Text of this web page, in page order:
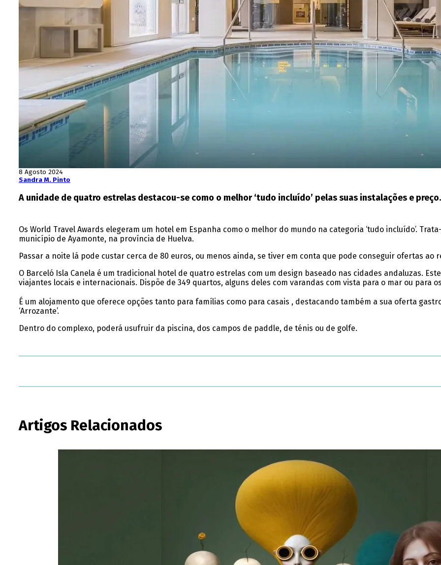
8 Agosto 2024
Sandra M. Pinto
A unidade de quatro estrelas destacou-se como o melhor ‘tudo incluído’ pelas suas instalações e preço.
Os World Travel Awards elegeram um hotel em Espanha como o melhor do mundo na categoria ‘tudo incluído’.
município de Ayamonte, na província de Huelva.
Passar a noite lá pode custar cerca de 80 euros, ou menos ainda, se tiver em conta que pode conseguir ofertas ao
O Barceló Isla Canela é um tradicional hotel de quatro estrelas com um design baseado nas cidades andaluzas.
viajantes locais e internacionais. Dispõe de 349 quartos, alguns deles com varandas com vista para o mar ou para
É um alojamento que oferece opções tanto para famílias como para casais , destacando também a sua oferta
‘Arrozante’.
Dentro do complexo, poderá usufruir da piscina, dos campos de paddle, de ténis ou de golfe.
Artigos Relacionados